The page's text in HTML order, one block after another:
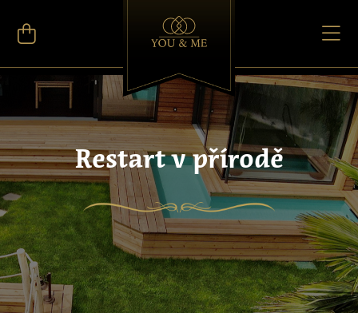
Restart v přírodě